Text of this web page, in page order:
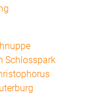
Schlosspark